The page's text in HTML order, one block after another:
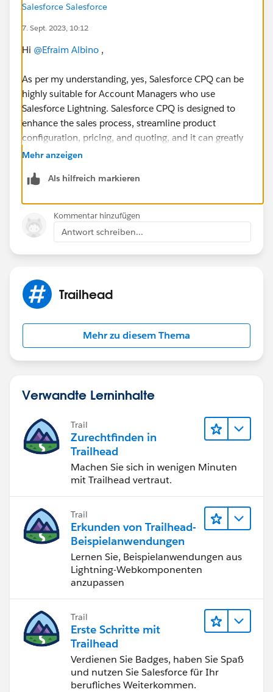
Salesforce Salesforce
7. Sept. 2023, 10:12
Hi @Efraim Albino ,
As per my understanding, yes, Salesforce CPQ can be
highly suitable for Account Managers who use
Salesforce Lightning. Salesforce CPQ is designed to
enhance the sales process, streamline product
configuration, pricing, and quoting, and it can greatly
benefit Account Managers in several ways like Efficient
Quote Collaboration and Integration etc.
Overall, Salesforce CPQ, when integrated with
Salesforce Lightning, can empower Account Managers
with the tools and capabilities needed to streamline
their sales processes, improve customer interactions,
However, the suitability of CPQ may also depend on
organization's sales processes, so it's essential to
evaluate your requirements carefully before
Meenakshi
Mehr anzeigen
Als hilfreich markieren
Kommentar hinzufügen
Antwort schreiben...
Trailhead
Mehr zu diesem Thema
Verwandte Lerninhalte
Trail
Zurechtfinden in
Trailhead
Machen Sie sich in wenigen Minuten
mit Trailhead vertraut.
Trail
Erkunden von Trailhead-
Beispielanwendungen
Lernen Sie, Beispielanwendungen aus
Lightning-Webkomponenten
anzupassen
Trail
Erste Schritte mit
Trailhead
Verdienen Sie Badges, haben Sie Spaß
und nutzen Sie Salesforce für Ihr
berufliches Weiterkommen.